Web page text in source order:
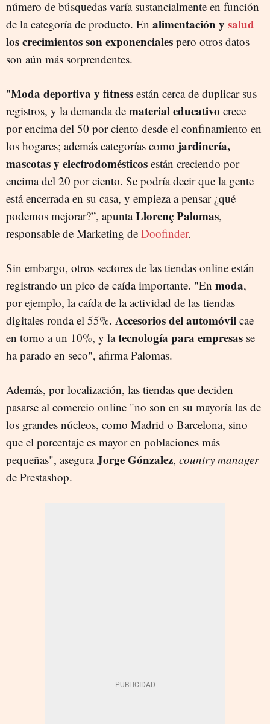
número de búsquedas varía sustancialmente en función
de la categoría de producto. En alimentación y salud
los crecimientos son exponenciales pero otros datos
son aún más sorprendentes.
"Moda deportiva y fitness están cerca de duplicar sus
registros, y la demanda de material educativo crece
por encima del 50 por ciento desde el confinamiento en
los hogares; además categorías como jardinería,
mascotas y electrodomésticos están creciendo por
encima del 20 por ciento. Se podría decir que la gente
está encerrada en su casa, y empieza a pensar ¿qué
podemos mejorar?”, apuntaLlorenç Palomas,
responsable de Marketing de Doofinder.
Sin embargo, otros sectores de las tiendas online están
registrando un pico de caída importante. "En moda,
por ejemplo, la caída de la actividad de las tiendas
digitales ronda el 55%. Accesorios del automóvil cae
en torno a un 10%, y latecnología para empresas se
ha parado en seco", afirma Palomas.
Además, por localización, las tiendas que deciden
pasarse al comercio online "no son en su mayoría las de
los grandes núcleos, como Madrid o Barcelona, sino
que el porcentaje es mayor en poblaciones más
pequeñas", aseguraJorge Gónzalez, country manager
de Prestashop.